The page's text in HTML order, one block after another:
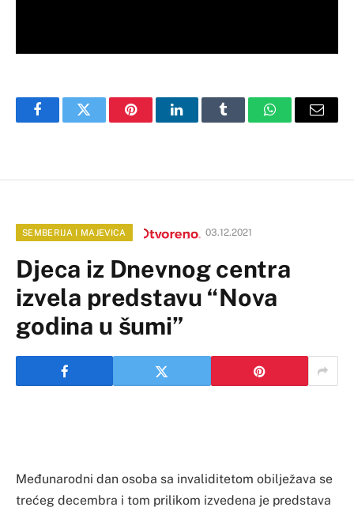
FacebookTwitter PinterestLinkedInTumblr WhatsAppEmail
SEMBERIJA I MAJEVICA 03.12.2021
Djeca iz Dnevnog centra
izvela predstavu “Nova
godina u šumi”
Međunarodni dan osoba sa invaliditetom obilježava se
trećeg decembra i tom prilikom izvedena je predstava